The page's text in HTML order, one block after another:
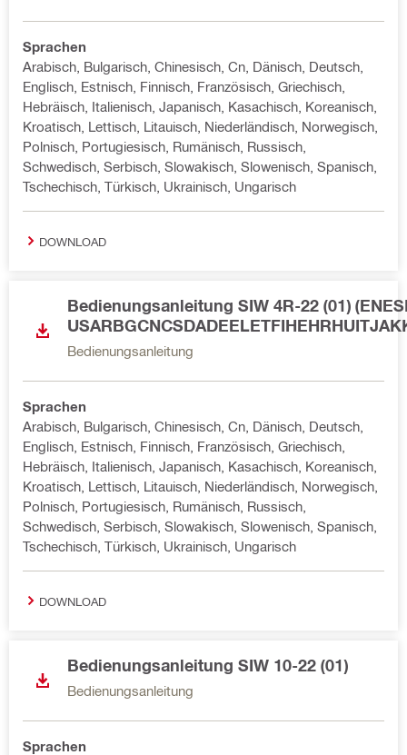
Sprachen
Arabisch, Bulgarisch, Chinesisch, Cn, Dänisch, Deutsch,
Englisch, Estnisch, Finnisch, Französisch, Griechisch,
Hebräisch, Italienisch, Japanisch, Kasachisch, Koreanisch,
Kroatisch, Lettisch, Litauisch, Niederländisch, Norwegisch,
Polnisch, Portugiesisch, Rumänisch, Russisch,
Schwedisch, Serbisch, Slowakisch, Slowenisch, Spanisch,
Tschechisch, Türkisch, Ukrainisch, Ungarisch
DOWNLOAD
Bedienungsanleitung SIW 4R-22 (01)
Bedienungsanleitung
Sprachen
Arabisch, Bulgarisch, Chinesisch, Cn, Dänisch, Deutsch,
Englisch, Estnisch, Finnisch, Französisch, Griechisch,
Hebräisch, Italienisch, Japanisch, Kasachisch, Koreanisch,
Kroatisch, Lettisch, Litauisch, Niederländisch, Norwegisch,
Polnisch, Portugiesisch, Rumänisch, Russisch,
Schwedisch, Serbisch, Slowakisch, Slowenisch, Spanisch,
Tschechisch, Türkisch, Ukrainisch, Ungarisch
DOWNLOAD
Bedienungsanleitung SIW 10-22 (01)
Bedienungsanleitung
Sprachen